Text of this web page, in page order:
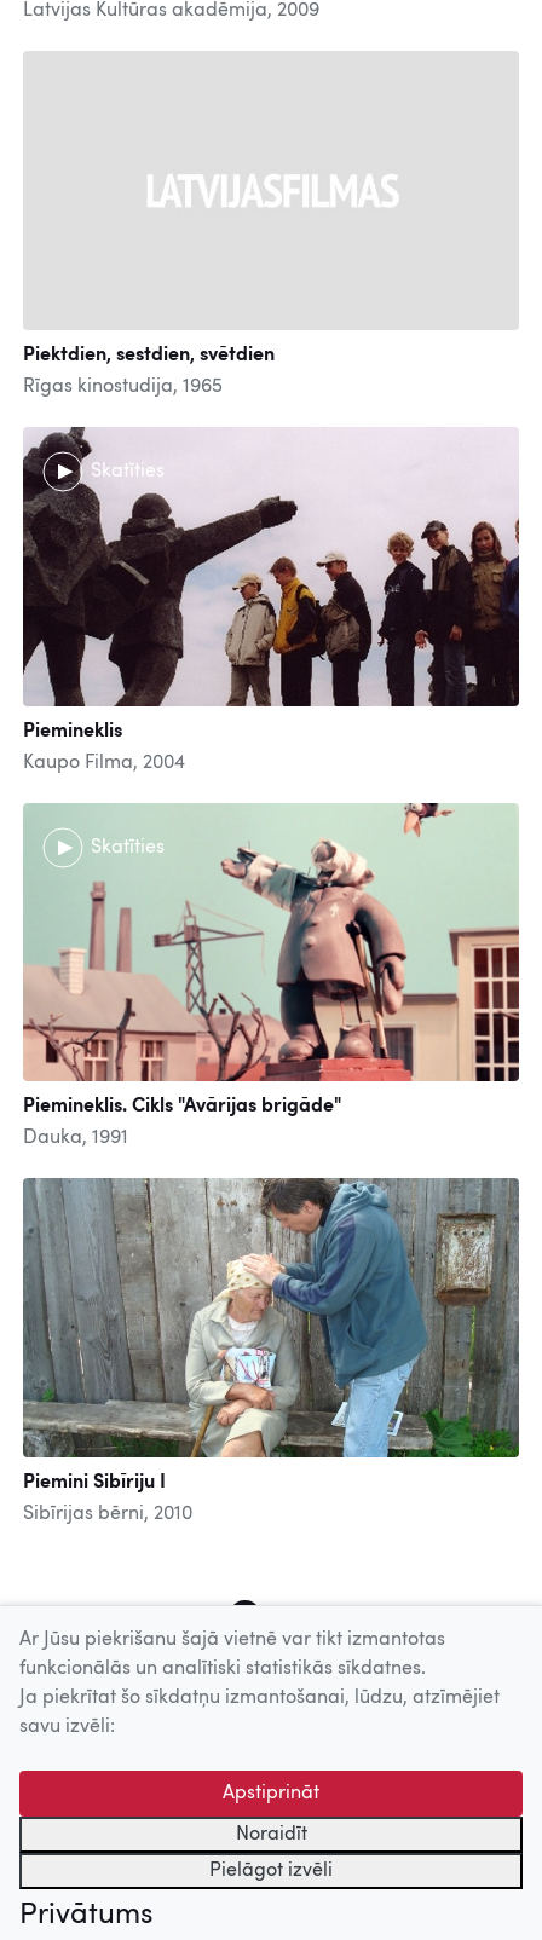
Latvijas Kultūras akadēmija, 2009
Piektdien, sestdien, svētdien
Rīgas kinostudija, 1965
Skatīties
Piemineklis
Kaupo Filma, 2004
Skatīties
Piemineklis. Cikls "Avārijas brigāde"
Dauka, 1991
Piemini Sibīriju I
Sibīrijas bērni, 2010
Uz augšu
© 2026 Nacionālais Kino centrs, Kultūras informācijas sistēmu
centrs. Sadarbības partneris: Latvijas Valsts
kinofotofonodokumentu arhīvs.
Ar Jūsu piekrišanu šajā vietnē var tikt izmantotas
funkcionālās un analītiski statistikās sīkdatnes.
Ja piekrītat šo sīkdatņu izmantošanai, lūdzu, atzīmējiet
savu izvēli:
Apstiprināt
Noraidīt
Pielāgot izvēli
Privātums